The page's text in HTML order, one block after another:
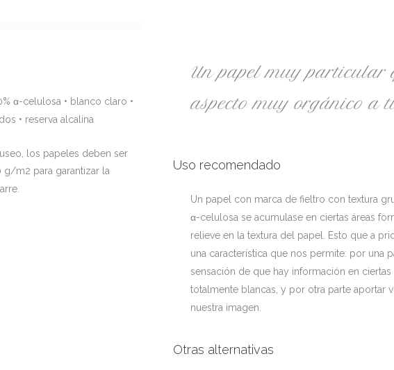
α-celulosa • blanco claro •
• reserva alcalina
los papeles deben ser
m2 para garantizar la
Un papel muy particular
aspecto muy orgánico a
Uso recomendado
Un papel con marca de fieltro con textura
α-celulosa se acumulase en ciertas áreas
relieve en la textura del papel. Esto que a
una característica que nos permite: por una
sensación de que hay información en
totalmente blancas, y por otra parte aportar
nuestra imagen.
Otras alternativas